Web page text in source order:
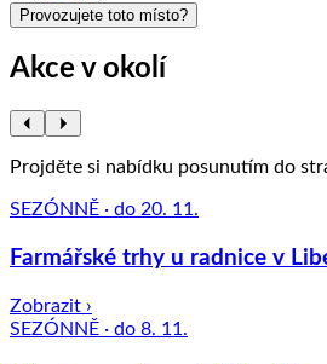
Provozujete toto místo?
Akce v okolí
Projděte si nabídku posunutím do
SEZÓNNĚ · do 20. 11.
Farmářské trhy u radnice v
Zobrazit ›
SEZÓNNĚ · do 8. 11.